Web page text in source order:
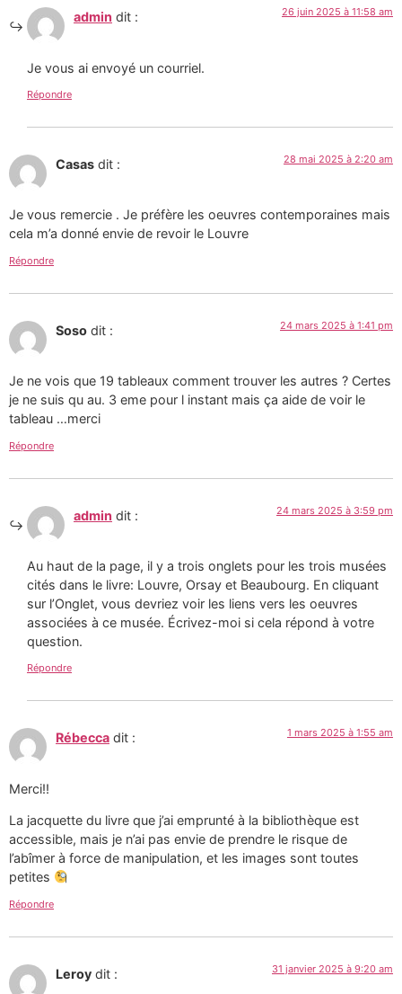
admin dit : 26 juin 2025 à 11:58 am
Je vous ai envoyé un courriel.
Répondre
Casas dit : 28 mai 2025 à 2:20 am
Je vous remercie . Je préfère les oeuvres contemporaines mais
cela m’a donné envie de revoir le Louvre
Répondre
Soso dit : 24 mars 2025 à 1:41 pm
Je ne vois que 19 tableaux comment trouver les autres ? Certes
je ne suis qu au. 3 eme pour l instant mais ça aide de voir le
tableau …merci
Répondre
admin dit : 24 mars 2025 à 3:59 pm
Au haut de la page, il y a trois onglets pour les trois musées
cités dans le livre: Louvre, Orsay et Beaubourg. En cliquant
sur l’Onglet, vous devriez voir les liens vers les oeuvres
associées à ce musée. Écrivez-moi si cela répond à votre
question.
Répondre
Rébecca dit : 1 mars 2025 à 1:55 am
Merci!!
La jacquette du livre que j’ai emprunté à la bibliothèque est
accessible, mais je n’ai pas envie de prendre le risque de
l’abîmer à force de manipulation, et les images sont toutes
petites
Répondre
Leroy dit : 31 janvier 2025 à 9:20 am